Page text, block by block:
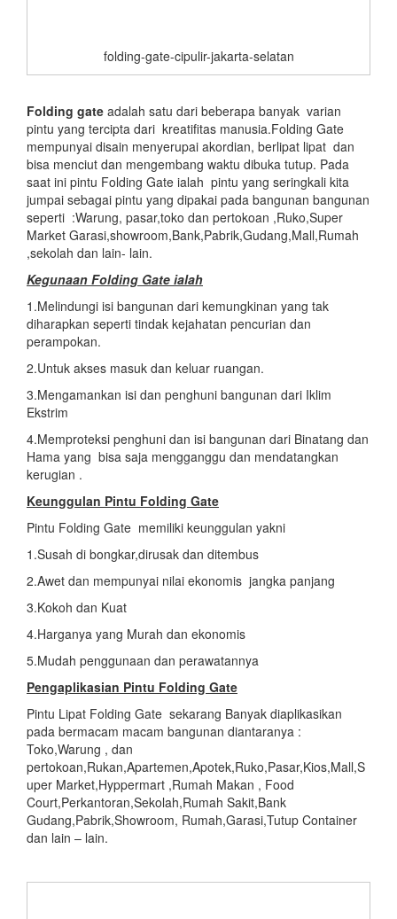
folding-gate-cipulir-jakarta-selatan
Folding gate adalah satu dari beberapa banyak varian
pintu yang tercipta dari kreatifitas manusia.Folding Gate
mempunyai disain menyerupai akordian, berlipat lipat dan
bisa menciut dan mengembang waktu dibuka tutup. Pada
saat ini pintu Folding Gate ialah pintu yang seringkali kita
jumpai sebagai pintu yang dipakai pada bangunan bangunan
seperti :Warung, pasar,toko dan pertokoan ,Ruko,Super
Market Garasi,showroom,Bank,Pabrik,Gudang,Mall,Rumah
,sekolah dan lain- lain.
Kegunaan Folding Gate ialah
1.Melindungi isi bangunan dari kemungkinan yang tak
diharapkan seperti tindak kejahatan pencurian dan
perampokan.
2.Untuk akses masuk dan keluar ruangan.
3.Mengamankan isi dan penghuni bangunan dari Iklim
Ekstrim
4.Memproteksi penghuni dan isi bangunan dari Binatang dan
Hama yang bisa saja mengganggu dan mendatangkan
kerugian .
Keunggulan Pintu Folding Gate
Pintu Folding Gate memiliki keunggulan yakni
1.Susah di bongkar,dirusak dan ditembus
2.Awet dan mempunyai nilai ekonomis jangka panjang
3.Kokoh dan Kuat
4.Harganya yang Murah dan ekonomis
5.Mudah penggunaan dan perawatannya
Pengaplikasian Pintu Folding Gate
Pintu Lipat Folding Gate sekarang Banyak diaplikasikan
pada bermacam macam bangunan diantaranya :
Toko,Warung , dan
pertokoan,Rukan,Apartemen,Apotek,Ruko,Pasar,Kios,Mall,S
uper Market,Hyppermart ,Rumah Makan , Food
Court,Perkantoran,Sekolah,Rumah Sakit,Bank
Gudang,Pabrik,Showroom, Rumah,Garasi,Tutup Container
dan lain – lain.